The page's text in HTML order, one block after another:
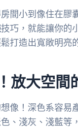
間小到像住在
技巧，就能讓你的
打造出寬敞明亮
放大空間
像！深色系容易
色、淺灰、淺藍